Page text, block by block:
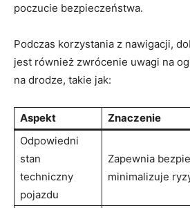
⁢poczucie bezpieczeństwa.
Podczas korzystania z nawigacji,
jest również zwrócenie uwagi na
na drodze, takie jak:
Aspekt
Znaczenie
Odpowiedni
stan‍
techniczny
pojazdu
Zapewnia
minimalizuje